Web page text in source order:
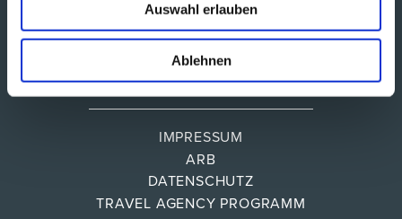
Auswahl erlauben
Ablehnen
KARRIERE
UNSERE PARTNER
REISEVERSICHERUNGEN
UNSERE NEWS
IMPRESSUM
ARB
DATENSCHUTZ
TRAVEL AGENCY PROGRAMM